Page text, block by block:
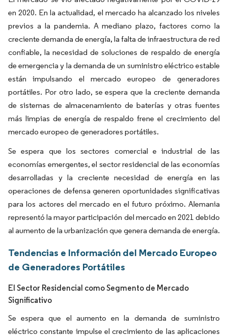
en 2020. En la actualidad, el mercado ha alcanzado los niveles
previos a la pandemia. A mediano plazo, factores como la
creciente demanda de energía, la falta de infraestructura de red
confiable, la necesidad de soluciones de respaldo de energía
de emergencia y la demanda de un suministro eléctrico estable
están impulsando el mercado europeo de generadores
portátiles. Por otro lado, se espera que la creciente demanda
de sistemas de almacenamiento de baterías y otras fuentes
más limpias de energía de respaldo frene el crecimiento del
mercado europeo de generadores portátiles.
Se espera que los sectores comercial e industrial de las
economías emergentes, el sector residencial de las economías
desarrolladas y la creciente necesidad de energía en las
operaciones de defensa generen oportunidades significativas
para los actores del mercado en el futuro próximo. Alemania
representó la mayor participación del mercado en 2021 debido
al aumento de la urbanización que genera demanda de energía.
Tendencias e Información del Mercado Europeo
de Generadores Portátiles
El Sector Residencial como Segmento de Mercado
Significativo
Se espera que el aumento en la demanda de suministro
eléctrico constante impulse el crecimiento de las aplicaciones